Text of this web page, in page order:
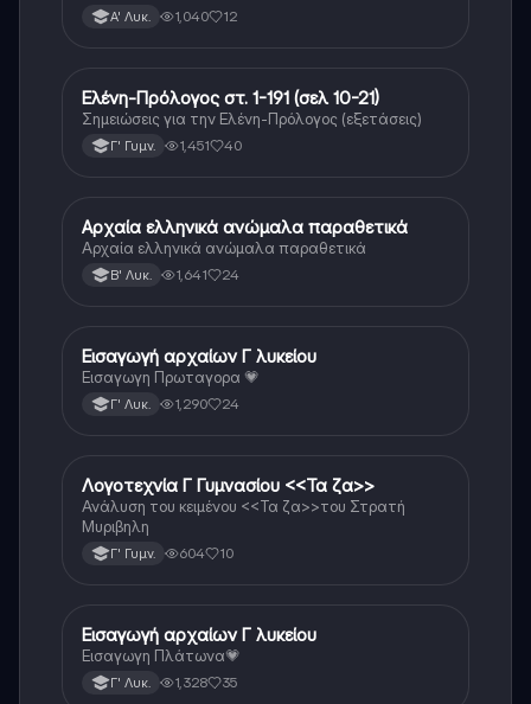
Α' Λυκ. 1,040 12
Αρχαία Ελληνικά
Ελένη-Πρόλογος στ. 1-191 (σελ 10-21)
Σημειώσεις για την Ελένη-Πρόλογος (εξετάσεις)
Γ' Γυμν. 1,451 40
Αρχαία Ελληνικά (Ανθρ.)
Αρχαία ελληνικά ανώμαλα παραθετικά
Αρχαία ελληνικά ανώμαλα παραθετικά
Β' Λυκ. 1,641 24
Αρχαία Ελληνικά
Εισαγωγή αρχαίων Γ λυκείου
Εισαγωγη Πρωταγορα 💗
Γ' Λυκ. 1,290 24
Νέα Ελληνικά
Λογοτεχνία Γ Γυμνασίου <<Τα ζα>>
Ανάλυση του κειμένου <<Τα ζα>>του Στρατή
Μυριβηλη
Γ' Γυμν. 604 10
Αρχαία Ελληνικά
Εισαγωγή αρχαίων Γ λυκείου
Εισαγωγη Πλάτωνα💗
Γ' Λυκ. 1,328 35